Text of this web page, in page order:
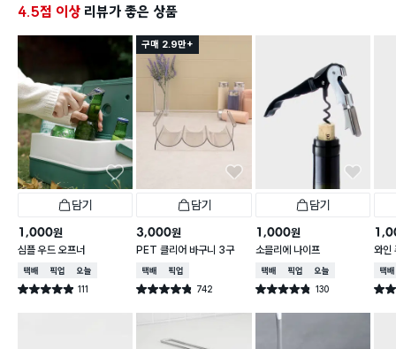
4.5점 이상 리뷰가 좋은 상품
담기
1,000원
심플 우드 오프너
택배배송매장픽업오늘배송
별점 4.9점 111
건 작성
구매 2.9만+
담기
3,000원
PET 클리어 바구니 3구
택배배송매장픽업
별점 4.8점 742
건 작성
담기
1,000원
소믈리에 나이프
택배배송매장픽업오늘배송
별점 4.8점 130
건 작성
와인
택배
별점